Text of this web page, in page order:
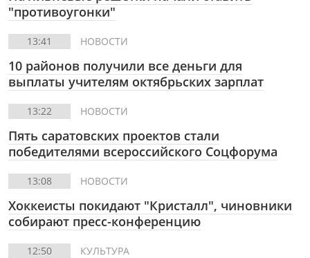
"противоугонки"
13:41 НОВОСТИ
10 районов получили все деньги для
выплаты учителям октябрьских зарплат
13:22 НОВОСТИ
Пять саратовских проектов стали
победителями всероссийского Соцфорума
13:08 НОВОСТИ
Хоккеисты покидают "Кристалл", чиновники
собирают пресс-конференцию
12:50 КУЛЬТУРА